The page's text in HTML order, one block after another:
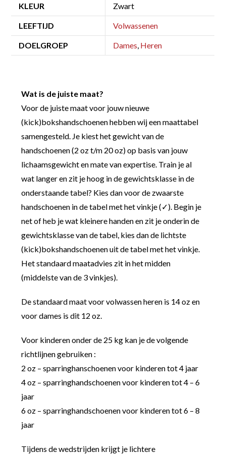
KLEUR Zwart
LEEFTIJD Volwassenen
DOELGROEP Dames, Heren
Wat is de juiste maat?
Voor de juiste maat voor jouw nieuwe
(kick)bokshandschoenen hebben wij een maattabel
samengesteld. Je kiest het gewicht van de
handschoenen (2 oz t/m 20 oz) op basis van jouw
lichaamsgewicht en mate van expertise. Train je al
wat langer en zit je hoog in de gewichtsklasse in de
onderstaande tabel? Kies dan voor de zwaarste
handschoenen in de tabel met het vinkje (✓). Begin je
net of heb je wat kleinere handen en zit je onderin de
gewichtsklasse van de tabel, kies dan de lichtste
(kick)bokshandschoenen uit de tabel met het vinkje.
Het standaard maatadvies zit in het midden
(middelste van de 3 vinkjes).
De standaard maat voor volwassen heren is 14 oz en
voor dames is dit 12 oz.
Voor kinderen onder de 25 kg kan je de volgende
richtlijnen gebruiken :
2 oz – sparringhanschoenen voor kinderen tot 4 jaar
4 oz – sparringhandschoenen voor kinderen tot 4 – 6
jaar
6 oz – sparringhandschoenen voor kinderen tot 6 – 8
jaar
Tijdens de wedstrijden krijgt je lichtere